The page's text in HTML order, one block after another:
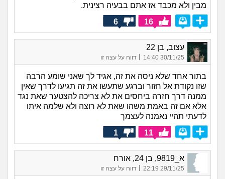
מבין ולא מכבד אז אתם בבעיה רצינית.
16
6
עצוב, בן 22
30/11/25 14:40
| דווח על עצה זו
בתור אחד שלא ניסה את זה, אגיד לך שאני שומע הרבה
שזו נקודת אל חזור וברגע שתעשו את זה תגיעו לדרך שאין
ממנה דרך חזרה ביחסים את לא צריכה להצטער שאת נגד
אלא אם זה באמת משהו שאת לא רוצה ולא שלמה איתו
לדעתי תהיי נאמנה לעצמך
11
1
א_9819, בן 24, אורח
29/11/25 22:19 דווח על עצה זו